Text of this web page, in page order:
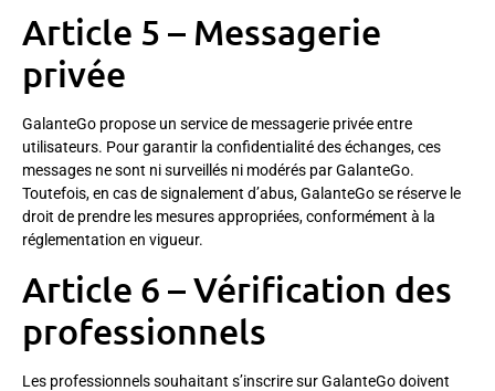
Article 5 – Messagerie
privée
GalanteGo propose un service de messagerie privée entre
utilisateurs. Pour garantir la confidentialité des échanges, ces
messages ne sont ni surveillés ni modérés par GalanteGo.
Toutefois, en cas de signalement d’abus, GalanteGo se réserve le
droit de prendre les mesures appropriées, conformément à la
réglementation en vigueur.
Article 6 – Vérification des
professionnels
Les professionnels souhaitant s’inscrire sur GalanteGo doivent